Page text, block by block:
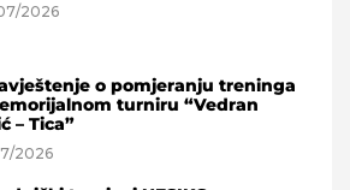
2026
o pomjeranju treninga
turniru “Vedran
– Tica”
2026